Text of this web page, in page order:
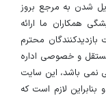
شدن به مرجع بروز
همکاران ما ارائه
محترم
و خصوصی اداره
نمی باشد، این سایت
لازم است که